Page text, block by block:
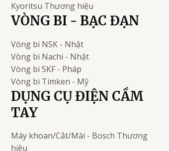
Kyoritsu Thương hiệu
VÒNG BI - BẠC ĐẠN
Vòng bi NSK - Nhật
Vòng bi Nachi - Nhật
Vòng bi SKF - Pháp
Vòng bi Timken - Mỹ
DỤNG CỤ ĐIỆN CẦM
TAY
Máy khoan/Cắt/Mài - Bosch Thương
hiệu